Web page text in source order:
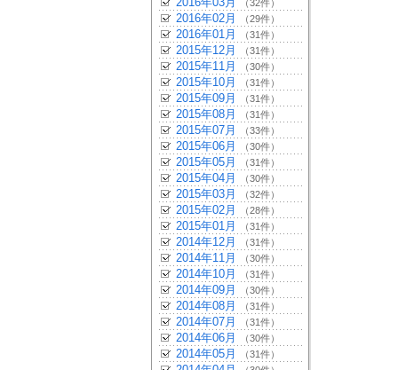
（32件）
2016年02月 （29件）
2016年01月 （31件）
2015年12月 （31件）
2015年11月 （30件）
2015年10月 （31件）
2015年09月 （31件）
2015年08月 （31件）
2015年07月 （33件）
2015年06月 （30件）
2015年05月 （31件）
2015年04月 （30件）
2015年03月 （32件）
2015年02月 （28件）
2015年01月 （31件）
2014年12月 （31件）
2014年11月 （30件）
2014年10月 （31件）
2014年09月 （30件）
2014年08月 （31件）
2014年07月 （31件）
2014年06月 （30件）
2014年05月 （31件）